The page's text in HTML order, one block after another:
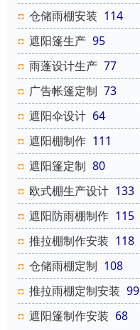
仓储雨棚安装 114
遮阳篷生产 95
雨蓬设计生产 77
广告帐篷定制 73
遮阳伞设计 64
遮阳棚制作 111
遮阳篷定制 80
欧式棚生产设计 133
遮阳防雨棚制作 115
推拉棚制作安装 118
仓储雨棚定制 108
推拉雨棚定制安装 99
遮阳篷制作安装 68